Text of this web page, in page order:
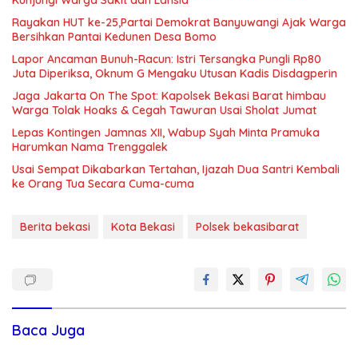
Rayakan HUT ke-25,Partai Demokrat Banyuwangi Ajak Warga
Bersihkan Pantai Kedunen Desa Bomo
Lapor Ancaman Bunuh-Racun: Istri Tersangka Pungli Rp80
Juta Diperiksa, Oknum G Mengaku Utusan Kadis Disdagperin
Jaga Jakarta On The Spot: Kapolsek Bekasi Barat himbau
Warga Tolak Hoaks & Cegah Tawuran Usai Sholat Jumat
Lepas Kontingen Jamnas XII, Wabup Syah Minta Pramuka
Harumkan Nama Trenggalek
Usai Sempat Dikabarkan Tertahan, Ijazah Dua Santri Kembali
ke Orang Tua Secara Cuma-cuma
Berita bekasi Kota Bekasi Polsek bekasibarat
Baca Juga